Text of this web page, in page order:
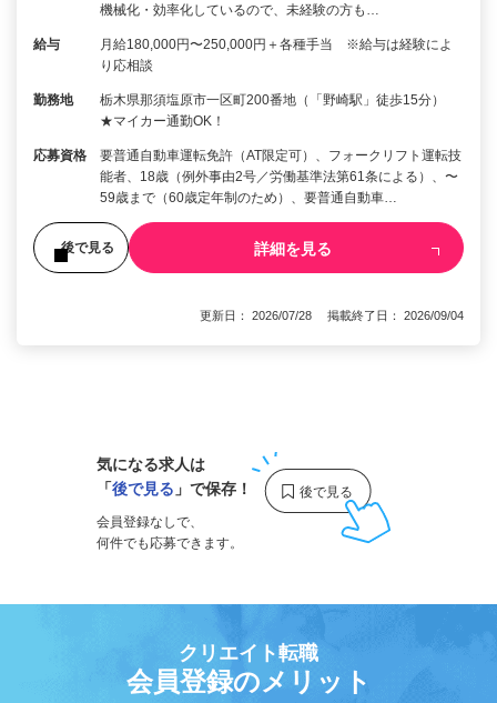
機械化・効率化しているので、未経験の方も…
給与
月給180,000円〜250,000円＋各種手当 ※給与は経験によ
り応相談
勤務地
栃木県那須塩原市一区町200番地（「野崎駅」徒歩15分）
★マイカー通勤OK！
応募資格
要普通自動車運転免許（AT限定可）、フォークリフト運転技
能者、18歳（例外事由2号／労働基準法第61条による）、〜
59歳まで（60歳定年制のため）、要普通自動車…
後で見る 詳細を見る
更新日： 2026/07/28 掲載終了日： 2026/09/04
気になる求人は
「後で見る 」で保存！
会員登録なしで、
何件でも応募できます。
クリエイト転職
会員登録のメリット